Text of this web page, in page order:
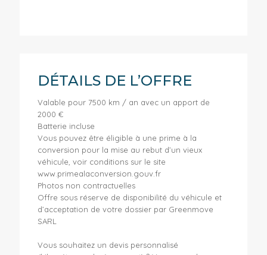
DÉTAILS DE L’OFFRE
Valable pour 7500 km / an avec un apport de
2000 €
Batterie incluse
Vous pouvez être éligible à une prime à la
conversion pour la mise au rebut d’un vieux
véhicule, voir conditions sur le site
www.primealaconversion.gouv.fr
Photos non contractuelles
Offre sous réserve de disponibilité du véhicule et
d’acceptation de votre dossier par Greenmove
SARL
Vous souhaitez un devis personnalisé